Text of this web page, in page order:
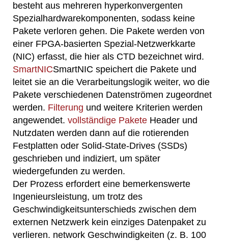
besteht aus mehreren hyperkonvergenten
Spezialhardwarekomponenten, sodass keine
Pakete verloren gehen. Die Pakete werden von
einer FPGA-basierten Spezial-Netzwerkkarte
(NIC) erfasst, die hier als CTD bezeichnet wird.
SmartNICSmartNIC speichert die Pakete und
leitet sie an die Verarbeitungslogik weiter, wo die
Pakete verschiedenen Datenströmen zugeordnet
werden. Filterung und weitere Kriterien werden
angewendet. vollständige Pakete Header und
Nutzdaten werden dann auf die rotierenden
Festplatten oder Solid-State-Drives (SSDs)
geschrieben und indiziert, um später
wiedergefunden zu werden.
Der Prozess erfordert eine bemerkenswerte
Ingenieursleistung, um trotz des
Geschwindigkeitsunterschieds zwischen dem
externen Netzwerk kein einziges Datenpaket zu
verlieren. network Geschwindigkeiten (z. B. 100